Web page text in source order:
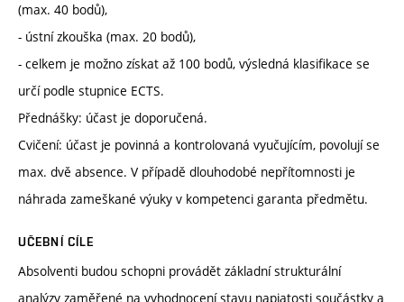
(max. 40 bodů),
- ústní zkouška (max. 20 bodů),
- celkem je možno získat až 100 bodů, výsledná klasifikace se
určí podle stupnice ECTS.
Přednášky: účast je doporučená.
Cvičení: účast je povinná a kontrolovaná vyučujícím, povolují se
max. dvě absence. V případě dlouhodobé nepřítomnosti je
náhrada zameškané výuky v kompetenci garanta předmětu.
UČEBNÍ CÍLE
Absolventi budou schopni provádět základní strukturální
analýzy zaměřené na vyhodnocení stavu napjatosti součástky a